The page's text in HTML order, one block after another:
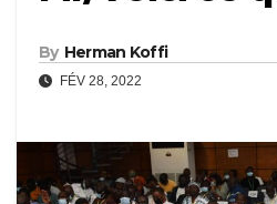
By Herman Koffi
FÉV 28, 2022